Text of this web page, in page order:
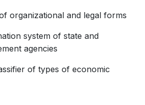
organizational and legal forms
system of state and
agencies
of types of economic